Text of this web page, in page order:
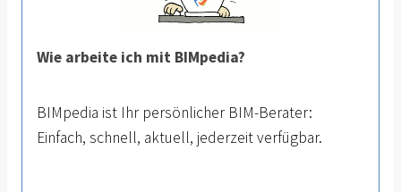
Wie arbeite ich mit BIMpedia?
BIMpedia ist Ihr persönlicher BIM-Berater:
Einfach, schnell, aktuell, jederzeit verfügbar.